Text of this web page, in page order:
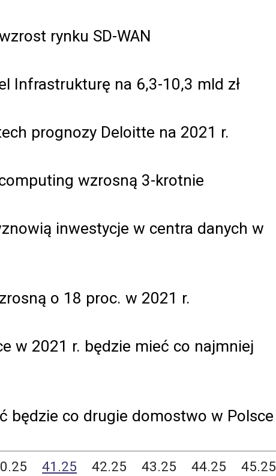
rynku SD-WAN
Infrastrukturę na 6,3-10,3 mld zł
prognozy Deloitte na 2021 r.
wzrosną 3-krotnie
inwestycje w centra danych w
o 18 proc. w 2021 r.
w 2021 r. będzie mieć co najmniej
będzie co drugie domostwo w Polsce
41.25 42.25 43.25 44.25
45.25